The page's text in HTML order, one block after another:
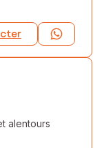
alentours